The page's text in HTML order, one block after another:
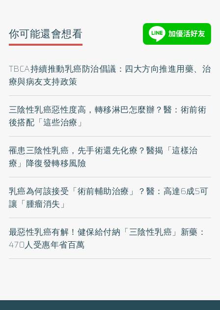
你可能還會想看
TBCA持續推動乳癌防治倡議：四大方向推進用藥、治
療與病友支持政策
三陰性乳癌惡性度高，轉移淋巴怎麼辦？醫：術前術
後搭配「這些治療」
罹患三陰性乳癌，先手術還先化療？醫揭「這樣治
療」降復發轉移風險
乳癌為何該接受「術前輔助治療」？醫：高達6成5可
讓「腫瘤消失」
最惡性乳癌有解！健保給付納「三陰性乳癌」新藥：
470人受惠年省百萬